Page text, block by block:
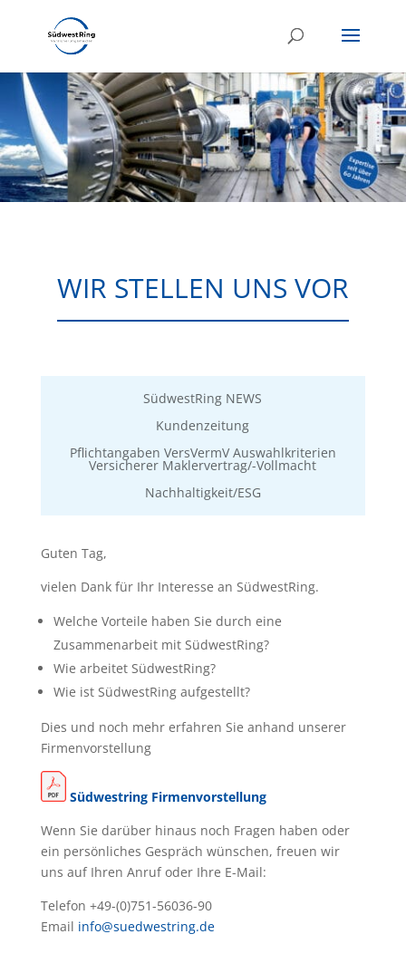
WIR STELLEN UNS VOR
SüdwestRing NEWS
Kundenzeitung
Pflichtangaben VersVermV Auswahlkriterien
Versicherer Maklervertrag/-Vollmacht
Nachhaltigkeit/ESG
Guten Tag,
vielen Dank für Ihr Interesse an SüdwestRing.
Welche Vorteile haben Sie durch eine
Zusammenarbeit mit SüdwestRing?
Wie arbeitet SüdwestRing?
Wie ist SüdwestRing aufgestellt?
Dies und noch mehr erfahren Sie anhand unserer
Firmenvorstellung
Südwestring Firmenvorstellung
Wenn Sie darüber hinaus noch Fragen haben oder
ein persönliches Gespräch wünschen, freuen wir
uns auf Ihren Anruf oder Ihre E-Mail:
Telefon +49-(0)751-56036-90
Email info@suedwestring.de